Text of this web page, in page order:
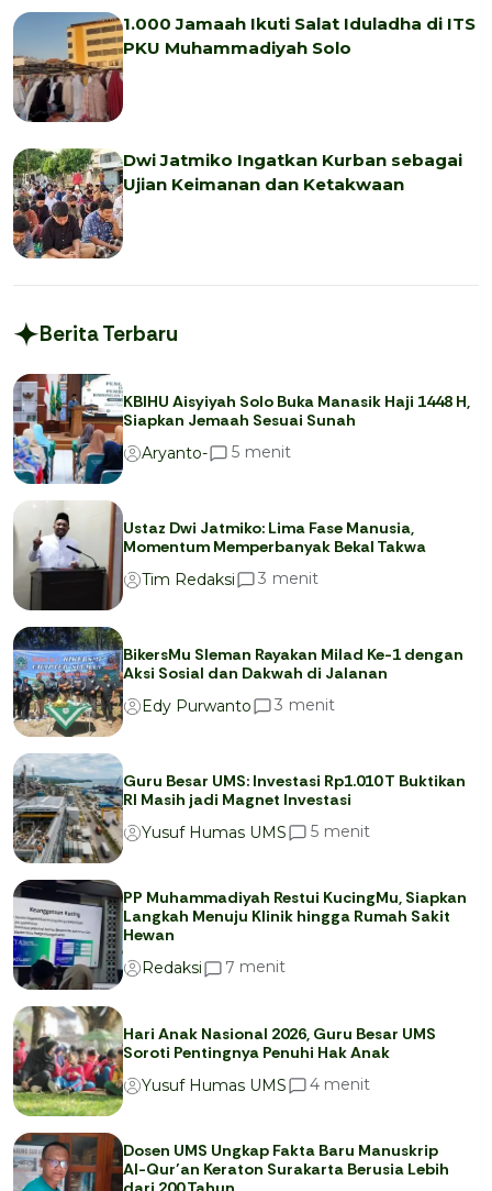
1.000 Jamaah Ikuti Salat Iduladha di ITS
PKU Muhammadiyah Solo
Dwi Jatmiko Ingatkan Kurban sebagai
Ujian Keimanan dan Ketakwaan
Berita Terbaru
KBIHU Aisyiyah Solo Buka Manasik Haji 1448 H,
Siapkan Jemaah Sesuai Sunah
Aryanto-
5 menit
Ustaz Dwi Jatmiko: Lima Fase Manusia,
Momentum Memperbanyak Bekal Takwa
Tim Redaksi
3 menit
BikersMu Sleman Rayakan Milad Ke-1 dengan
Aksi Sosial dan Dakwah di Jalanan
Edy Purwanto
3 menit
Guru Besar UMS: Investasi Rp1.010 T Buktikan
RI Masih jadi Magnet Investasi
Yusuf Humas UMS
5 menit
PP Muhammadiyah Restui KucingMu, Siapkan
Langkah Menuju Klinik hingga Rumah Sakit
Hewan
Redaksi
7 menit
Hari Anak Nasional 2026, Guru Besar UMS
Soroti Pentingnya Penuhi Hak Anak
Yusuf Humas UMS
4 menit
Dosen UMS Ungkap Fakta Baru Manuskrip
Al-Qur’an Keraton Surakarta Berusia Lebih